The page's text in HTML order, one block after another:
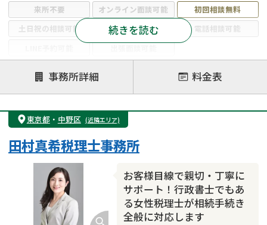
来所不要 オンライン面談可能
初回相談無料
土日祝の相談可能
19時以降電話可能
電話相談可能
注力案件
遺言書作成・遺言執行
相続放棄
相続登記
遺産分割
遺留分侵害額請求
相続税申告
相続手続き
銀行手続き
成年後見・任意後見
贈与税
相続人調査
相続財産調査
相続トラブル
続きを読む
事務所詳細 料金表
東京都 ・ 中野区 (近隣エリア)
お客様目線で親切・丁寧に
サポート！行政書士でもあ
る女性税理士が相続手続き
全般に対応します
田村真希税理士事務所